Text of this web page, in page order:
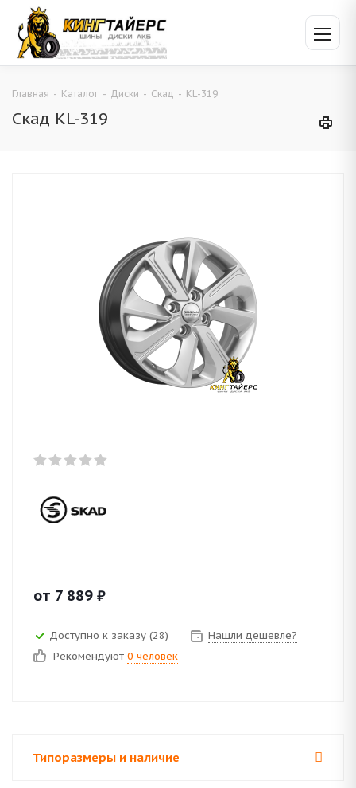
Главная - Каталог - Диски - Скад - KL-319
Скад KL-319
от 7 889 ₽
Доступно к заказу (28)
Нашли дешевле?
Рекомендуют 0 человек
Типоразмеры и наличие